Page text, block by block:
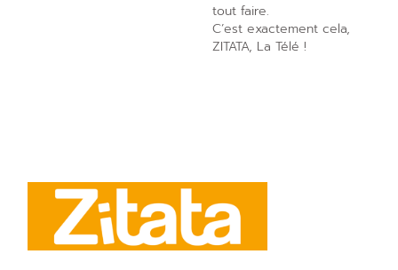
tout faire.
C’est exactement cela,
ZITATA, La Télé !